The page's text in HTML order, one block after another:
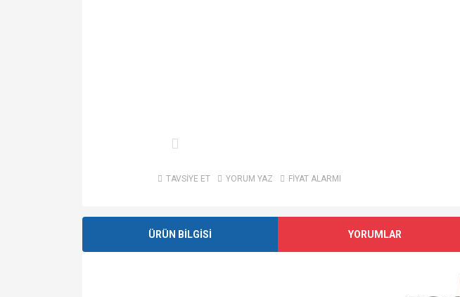
TAVSİYE ET YORUM YAZ FİYAT ALARMI
ÜRÜN BİLGİSİ YORUMLAR